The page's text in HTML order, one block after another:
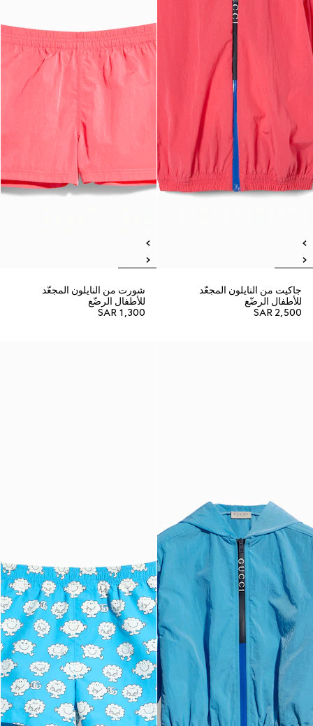
جاكيت من النايلون المجعّد
للأطفال الرضّع
SAR 2,500
شورت من النايلون المجعّد
للأطفال الرضّع
SAR 1,300